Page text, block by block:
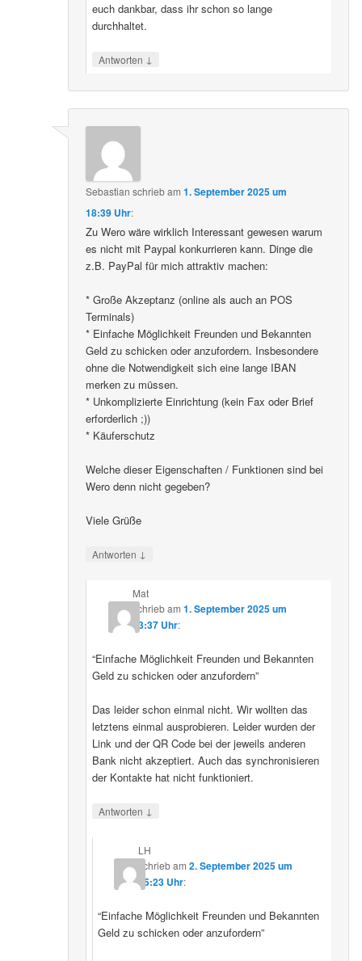
euch dankbar, dass ihr schon so lange
durchhaltet.
Antworten ↓
Sebastian schriebam1. September 2025 um
18:39 Uhr:
Zu Wero wäre wirklich Interessant gewesen warum
es nicht mit Paypal konkurrieren kann. Dinge die
z.B. PayPal für mich attraktiv machen:
* Große Akzeptanz (online als auch an POS
Terminals)
* Einfache Möglichkeit Freunden und Bekannten
Geld zu schicken oder anzufordern. Insbesondere
ohne die Notwendigkeit sich eine lange IBAN
merken zu müssen.
* Unkomplizierte Einrichtung (kein Fax oder Brief
erforderlich ;))
* Käuferschutz
Welche dieser Eigenschaften / Funktionen sind bei
Wero denn nicht gegeben?
Viele Grüße
Antworten ↓
Mat
schriebam 1. September 2025 um
23:37 Uhr:
“Einfache Möglichkeit Freunden und Bekannten
Geld zu schicken oder anzufordern”
Das leider schon einmal nicht. Wir wollten das
letztens einmal ausprobieren. Leider wurden der
Link und der QR Code bei der jeweils anderen
Bank nicht akzeptiert. Auch das synchronisieren
der Kontakte hat nicht funktioniert.
Antworten ↓
LH
schriebam2. September 2025 um
15:23 Uhr:
“Einfache Möglichkeit Freunden und Bekannten
Geld zu schicken oder anzufordern”